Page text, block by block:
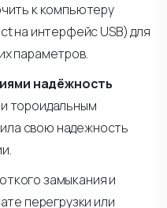
к компьютеру
на интерфейс USB) для
параметров.
надёжность
тороидальным
свою надежность
замыкания и
перегрузки или